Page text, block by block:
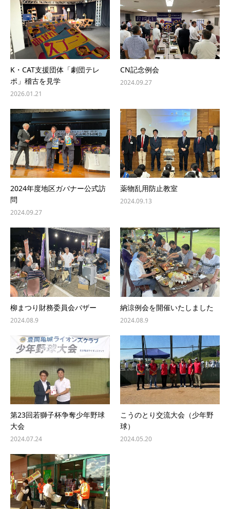
K・CAT支援団体「劇団テレ
ポ」稽古を見学
2026.01.21
CN記念例会
2024.09.27
2024年度地区ガバナー公式訪
問
2024.09.27
薬物乱用防止教室
2024.09.13
柳まつり財務委員会バザー
2024.08.9
納涼例会を開催いたしました
2024.08.9
第23回若獅子杯争奪少年野球
大会
2024.07.24
こうのとり交流大会（少年野
球）
2024.05.20